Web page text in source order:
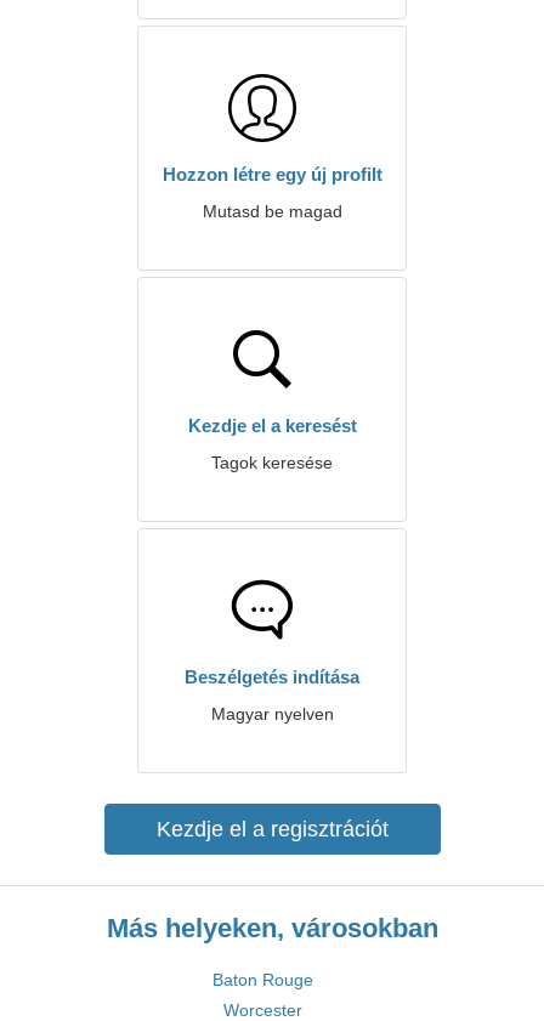
Hozzon létre egy új profilt
Mutasd be magad
Kezdje el a keresést
Tagok keresése
Beszélgetés indítása
Magyar nyelven
Kezdje el a regisztrációt
Más helyeken, városokban
Baton Rouge
Worcester